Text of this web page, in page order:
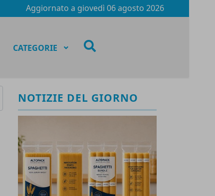
Aggiornato a giovedì 06 agosto 2026
CATEGORIE
NOTIZIE DEL GIORNO